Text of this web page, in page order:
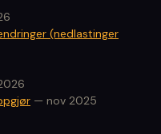
(nedlastinger
— nov 2025